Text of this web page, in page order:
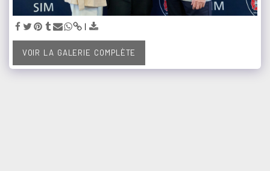
VOIR LA GALERIE COMPLÈTE